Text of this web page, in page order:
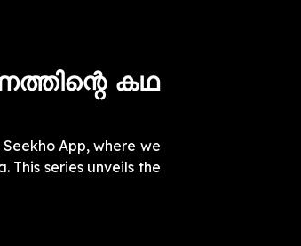
കഥ
App, where we
series unveils the